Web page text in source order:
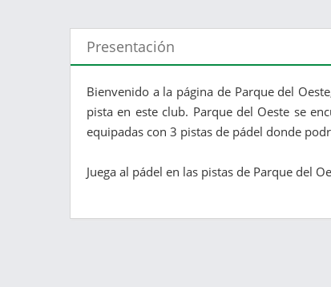
Presentación
Bienvenido a la página de Parque del
pista en este club. Parque del Oeste se
equipadas con 3 pistas de pádel donde
Juega al pádel en las pistas de Parque del